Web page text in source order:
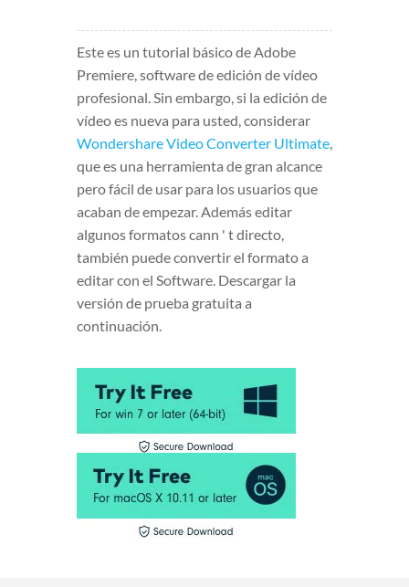
Este es un tutorial básico de Adobe
Premiere, software de edición de vídeo
profesional. Sin embargo, si la edición de
vídeo es nueva para usted, considerar
Wondershare Video Converter Ultimate
que es una herramienta de gran alcance
pero fácil de usar para los usuarios que
acaban de empezar. Además editar
algunos formatos cann ' t directo,
también puede convertir el formato a
editar con el Software. Descargar la
versión de prueba gratuita a
continuación.